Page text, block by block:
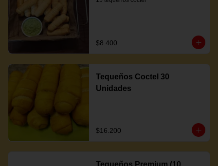
$8.400
Tequeños Coctel 30
Unidades
$16.200
Tequeños Premium (10